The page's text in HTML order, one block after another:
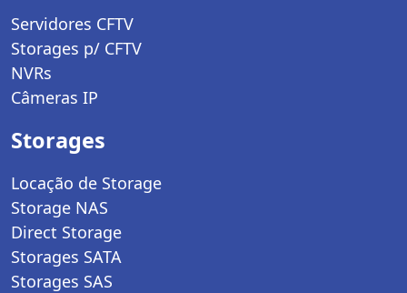
Servidores CFTV
Storages p/ CFTV
NVRs
Câmeras IP
Storages
Locação de Storage
Storage NAS
Direct Storage
Storages SATA
Storages SAS